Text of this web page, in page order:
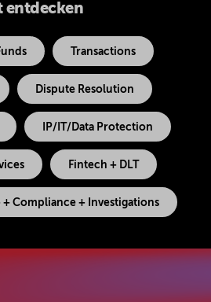
entdecken
Transactions
Dispute Resolution
IP/IT/Data Protection
Fintech + DLT
Compliance + Investigations